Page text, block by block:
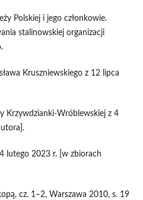
Polskiej i jego członkowie.
stalinowskiej organizacji
Kruszniewskiego z 12 lipca
Krzywdzianki-Wróblewskiej z 4
lutego 2023 r. [w zbiorach
cz. 1–2, Warszawa 2010, s. 19